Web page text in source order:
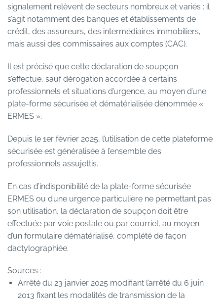
signalement relèvent de secteurs nombreux et variés : il
s’agit notamment des banques et établissements de
crédit, des assureurs, des intermédiaires immobiliers,
mais aussi des commissaires aux comptes (CAC).
Il est précisé que cette déclaration de soupçon
s’effectue, sauf dérogation accordée à certains
professionnels et situations d’urgence, au moyen d’une
plate-forme sécurisée et dématérialisée dénommée «
ERMES ».
Depuis le 1er février 2025, l’utilisation de cette plateforme
sécurisée est généralisée à l’ensemble des
professionnels assujettis.
En cas d’indisponibilité de la plate-forme sécurisée
ERMES ou d’une urgence particulière ne permettant pas
son utilisation, la déclaration de soupçon doit être
effectuée par voie postale ou par courriel, au moyen
d’un formulaire dématérialisé, complété de façon
dactylographiée.
Sources :
Arrêté du 23 janvier 2025 modifiant l’arrêté du 6 juin
2013 fixant les modalités de transmission de la